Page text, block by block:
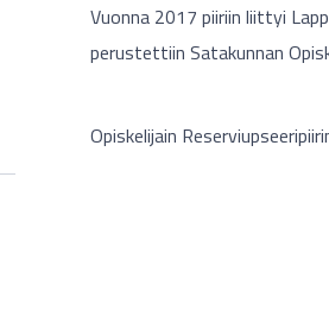
Vuonna 2017 piiriin liittyi
perustettiin Satakunnan
Opiskelijain